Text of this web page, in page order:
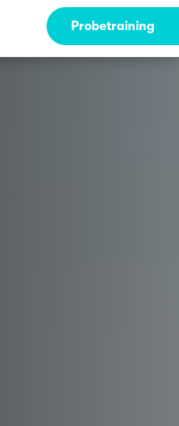
Probetraining
Ostpark München ☀️